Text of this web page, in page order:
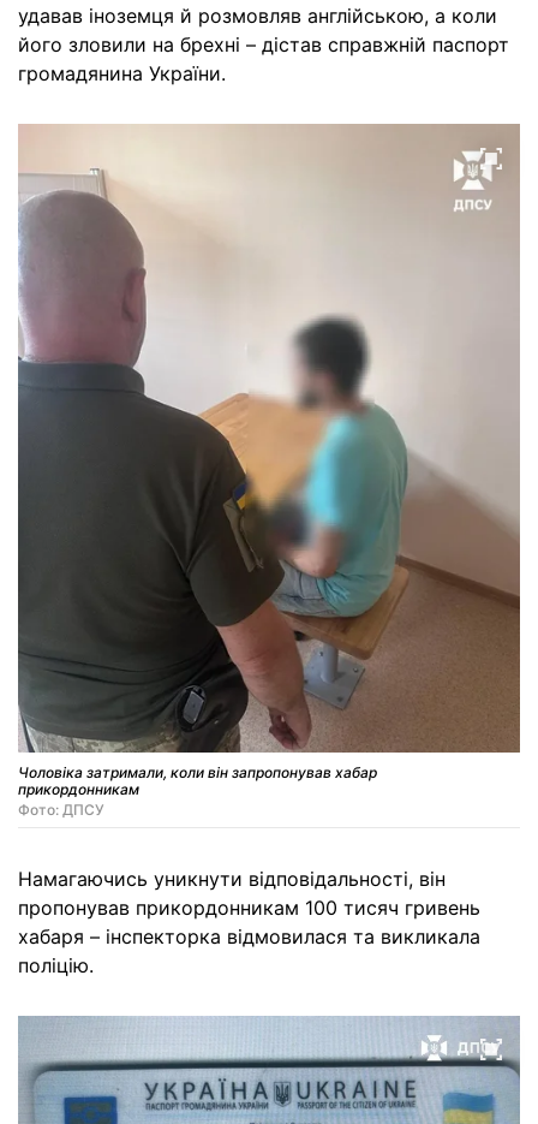
удавав іноземця й розмовляв англійською, а коли
його зловили на брехні – дістав справжній паспорт
громадянина України.
Чоловіка затримали, коли він запропонував хабар
прикордонникам
Фото: ДПСУ
Намагаючись уникнути відповідальності, він
пропонував прикордонникам 100 тисяч гривень
хабаря – інспекторка відмовилася та викликала
поліцію.